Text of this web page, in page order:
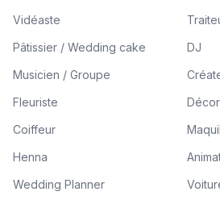
Vidéaste
Pâtissier / Wedding cake
DJ
Musicien / Groupe
Fleuriste
Coiffeur
Henna
Wedding Planner